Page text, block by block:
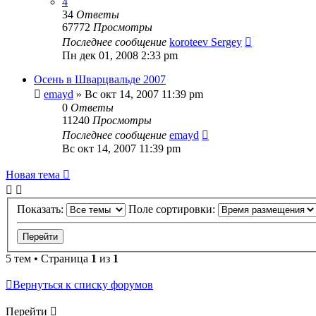
34 Ответы
67772 Просмотры
Последнее сообщение koroteev Sergey
Пн дек 01, 2008 2:33 pm
Осень в Шварцвальде 2007
emayd » Вс окт 14, 2007 11:39 pm
0 Ответы
11240 Просмотры
Последнее сообщение emayd
Вс окт 14, 2007 11:39 pm
Новая тема
Показать: Поле сортировки:
5 тем • Страница 1 из 1
Вернуться к списку форумов
Перейти